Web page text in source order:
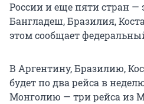
России и еще пяти стран —
Бангладеш, Бразилия,
этом сообщает
В Аргентину, Бразилию,
будет по два рейса в
Монголию — три рейса из